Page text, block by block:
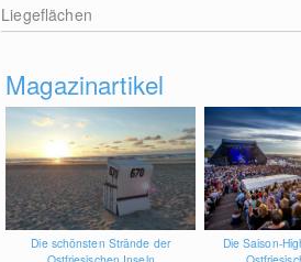
Liegeflächen
Magazinartikel
Die schönsten Strände der
Die Saison-